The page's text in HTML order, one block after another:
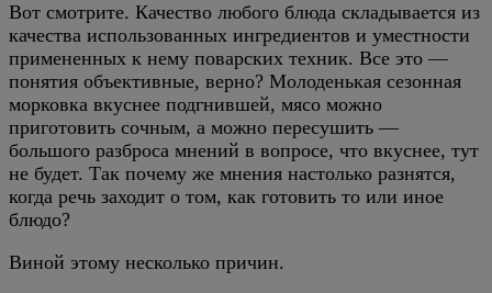
Вот смотрите. Качество любого блюда складывается из
качества использованных ингредиентов и уместности
примененных к нему поварских техник. Все это —
понятия объективные, верно? Молоденькая сезонная
морковка вкуснее подгнившей, мясо можно
приготовить сочным, а можно пересушить —
большого разброса мнений в вопросе, что вкуснее, тут
не будет. Так почему же мнения настолько разнятся,
когда речь заходит о том, как готовить то или иное
блюдо?
Виной этому несколько причин.